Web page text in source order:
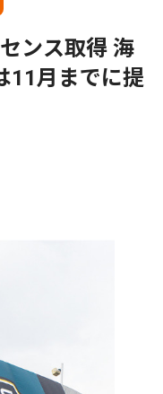
ンス取得 海
11月までに提